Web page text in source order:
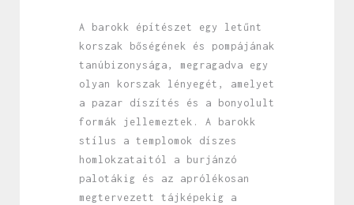
A barokk építészet egy letűnt
korszak bőségének és pompájának
tanúbizonysága, megragadva egy
olyan korszak lényegét, amelyet
a pazar díszítés és a bonyolult
formák jellemeztek. A barokk
stílus a templomok díszes
homlokzataitól a burjánzó
palotákig és az aprólékosan
megtervezett tájképekig a